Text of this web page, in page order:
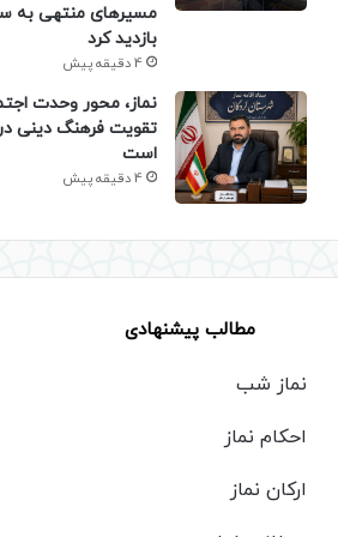
مسیرهای منتهی به
بازدید کرد
4 دقیقه پیش
نماز، محور وحدت
تقویت فرهنگ دینی
است
4 دقیقه پیش
مطالب پیشنهادی
نماز شب
احکام نماز
ارکان نماز